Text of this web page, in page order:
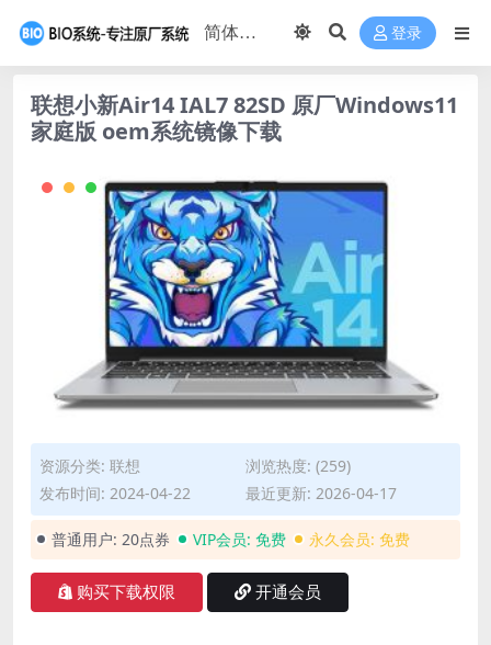
登录
联想小新Air14 IAL7 82SD 原厂Windows11
家庭版 oem系统镜像下载
资源分类: 联想
浏览热度: (259)
发布时间: 2024-04-22
最近更新: 2026-04-17
普通用户: 20点券 VIP会员: 免费 永久会员: 免费
购买下载权限 开通会员